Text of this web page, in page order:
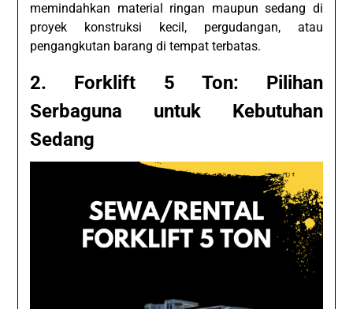
memindahkan material ringan maupun sedang di
proyek konstruksi kecil, pergudangan, atau
pengangkutan barang di tempat terbatas.
2. Forklift 5 Ton: Pilihan
Serbaguna untuk Kebutuhan
Sedang